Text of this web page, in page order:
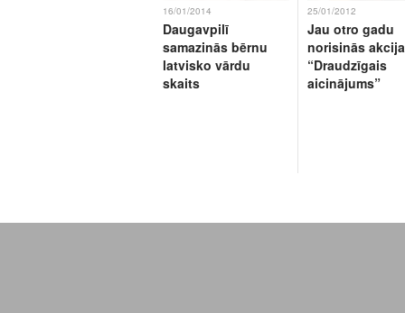
16/01/2014
Daugavpilī
samazinās bērnu
latvisko vārdu
skaits
25/01/2012
Jau otro gadu
norisinās akcija
“Draudzīgais
aicinājums”